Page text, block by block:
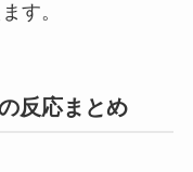
す。
反応まとめ